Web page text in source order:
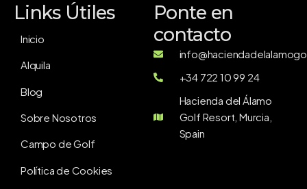
Links Útiles
Inicio
Alquila
Blog
Sobre Nosotros
Campo de Golf
Política de Cookies
Ponte en
contacto
+34 722 10 99 24
Hacienda del Álamo
Golf Resort, Murcia,
Spain